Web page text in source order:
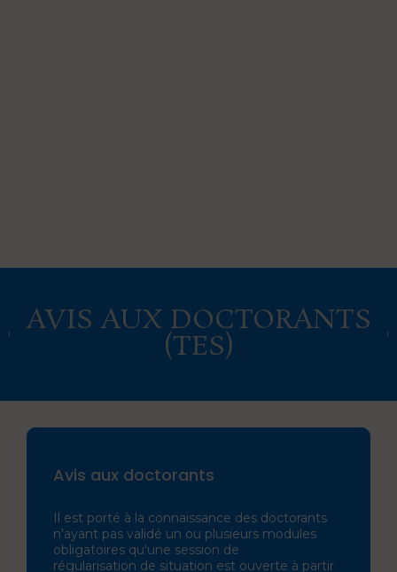
AVIS AUX DOCTORANTS
(TES)
Avis aux doctorants
Il est porté à la connaissance des doctorants
n'ayant pas validé un ou plusieurs modules
obligatoires qu'une session de
régularisation de situation est ouverte à partir